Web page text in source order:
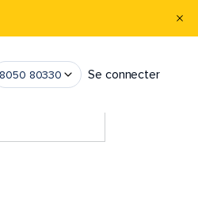
8050 80330 Se connecter